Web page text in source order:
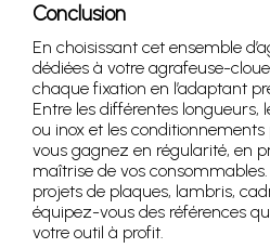
Conclusion
En choisissant cet ensemble
dédiées à votre agrafeuse-
chaque fixation en l’adaptant
Entre les différentes longueurs,
ou inox et les
vous gagnez en régularité, en
maîtrise de vos
projets de plaques, lambris,
équipez-vous des références
votre outil à profit.